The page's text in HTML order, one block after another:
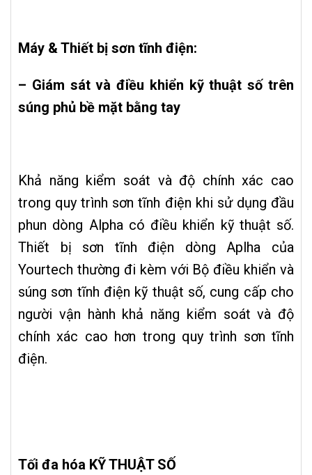
Máy & Thiết bị sơn tĩnh điện:
– Giám sát và điều khiển kỹ thuật số trên
súng phủ bề mặt bằng tay
Khả năng kiểm soát và độ chính xác cao
trong quy trình sơn tĩnh điện khi sử dụng đầu
phun dòng Alpha có điều khiển kỹ thuật số.
Thiết bị sơn tĩnh điện dòng Aplha của
Yourtech thường đi kèm với Bộ điều khiển và
súng sơn tĩnh điện kỹ thuật số, cung cấp cho
người vận hành khả năng kiểm soát và độ
chính xác cao hơn trong quy trình sơn tĩnh
điện.
Tối đa hóa KỸ THUẬT SỐ